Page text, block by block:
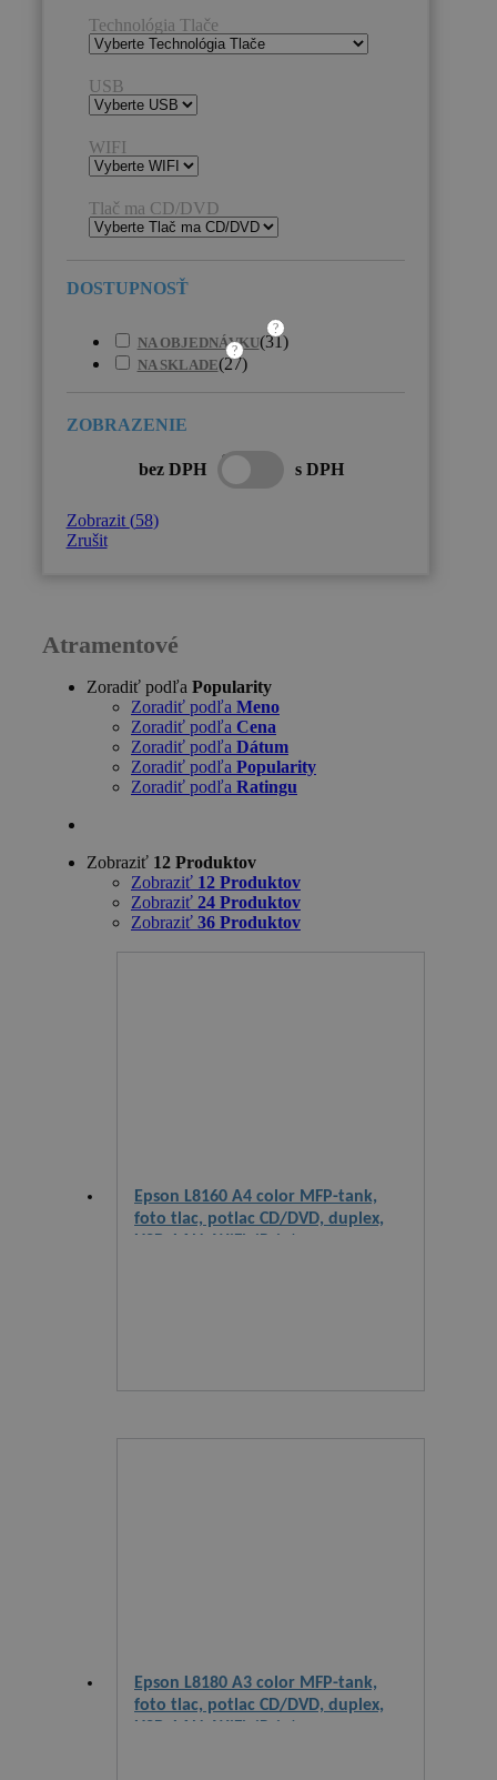
Technológia Tlače
USB
WIFI
Tlač ma CD/DVD
NA OBJEDNÁVKU(31)
?
NA SKLADE(27)
?
bez DPH s DPH
Zobrazit (58)
Zrušit
Atramentové
Zoradiť podľa Popularity
Zoradiť podľa Meno
Zoradiť podľa Cena
Zoradiť podľa Dátum
Zoradiť podľa Popularity
Zoradiť podľa Ratingu
Zobraziť 12 Produktov
Zobraziť 12 Produktov
Zobraziť 24 Produktov
Zobraziť 36 Produktov
Epson L8160 A4 color MFP-tank,
foto tlac, potlac CD/DVD, duplex,
Epson L8180 A3 color MFP-tank,
foto tlac, potlac CD/DVD, duplex,